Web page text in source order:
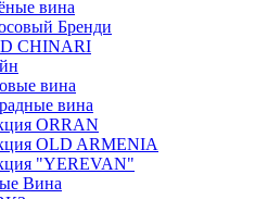
вина
Бренди
CHINARI
вина
вина
ORRAN
OLD ARMENIA
"YEREVAN"
Вина